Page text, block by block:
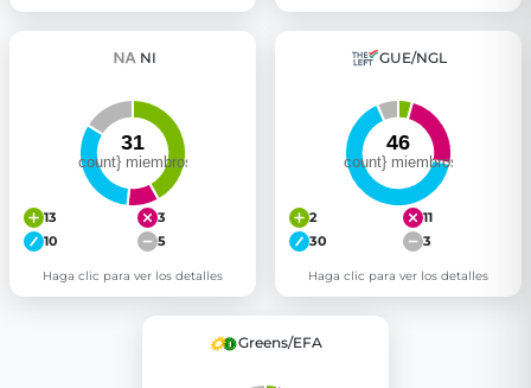
NI
13
3
10
5
Haga clic para ver los detalles
GUE/NGL
2
11
30
3
Haga clic para ver los detalles
Greens/EFA